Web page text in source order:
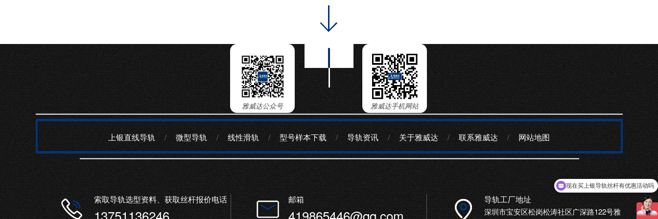
雅威达手机网站
雅威达公众号
上银直线导轨 / 微型导轨 / 线性滑轨 / 型号样本下载 / 导轨资讯 / 关于雅威达 / 联系雅威达 / 网站地图
索取导轨选型资料、获取丝杆报价电话
13751136246
邮箱
419865446@qq.com
导轨工厂地址
深圳市宝安区松岗松涛社区广深路122号雅
可以介绍下你们的导轨丝杆么
现在买上银导轨丝杆有优惠活动吗